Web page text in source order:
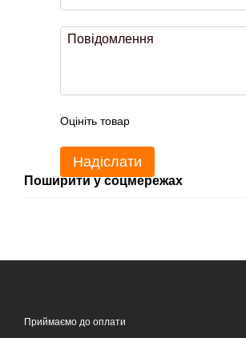
Оцініть товар
Надіслати
Поширити у соцмережах
Приймаємо до оплати